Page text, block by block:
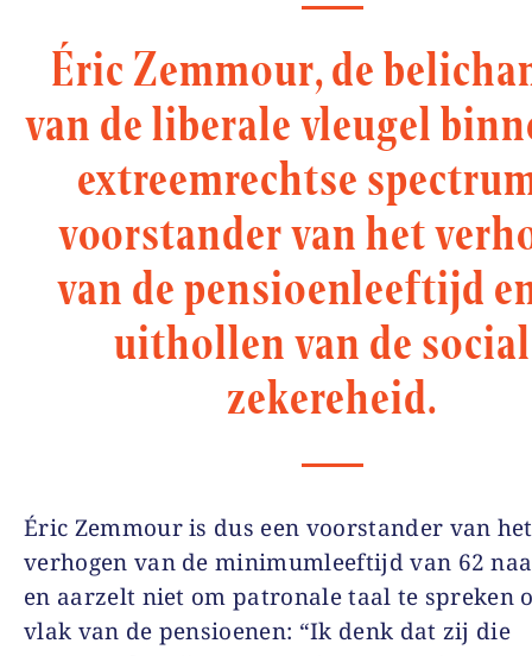
Éric Zemmour, de
van de liberale vleugel
extreemrechtse
voorstander van het
van de pensioenleeftijd
uithollen van de
zekereheid.
Éric Zemmour is dus een voorstander van het
verhogen van de minimumleeftijd van 62
en aarzelt niet om patronale taal te spreken
vlak van de pensioenen: “Ik denk dat zij die